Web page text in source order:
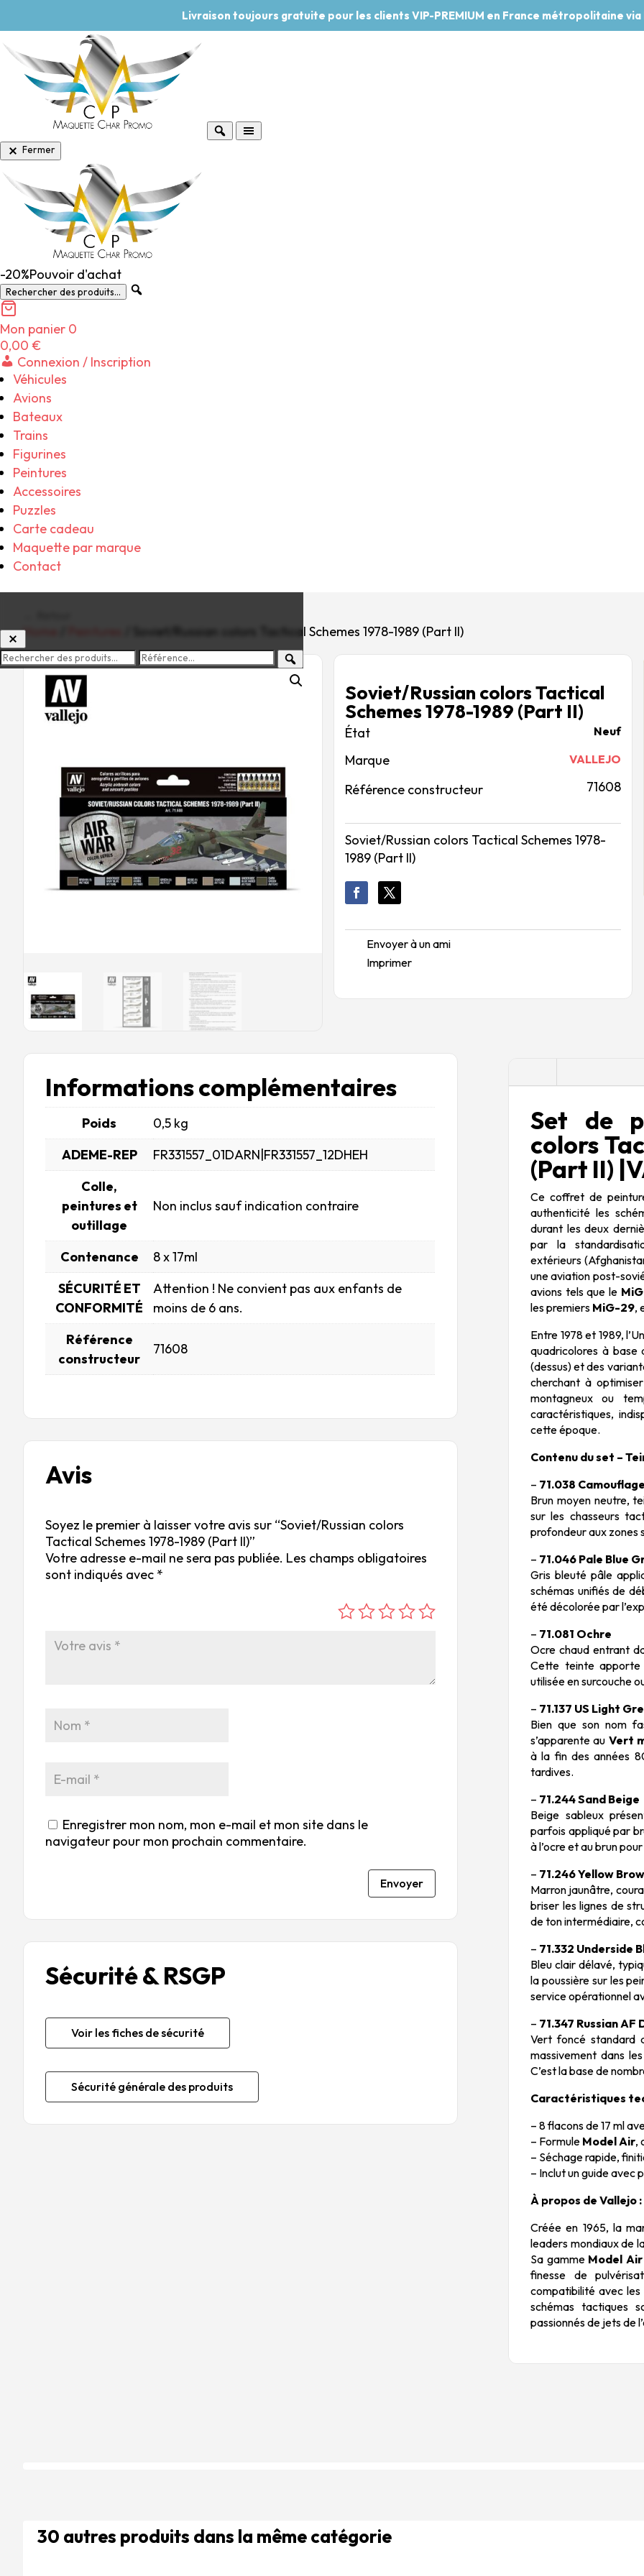
Livraison toujours gratuite pour les clients VIP-PREMIUM en France métropolitaine via
Fermer
-20%Pouvoir d'achat
Rechercher des produits...
Mon panier 0
0,00 €
Connexion / Inscription
Véhicules
Avions
Bateaux
Trains
Figurines
Peintures
Accessoires
Puzzles
Carte cadeau
Maquette par marque
Contact
Home / Soviet/Russian colors Tactical Schemes 1978-1989 (Part II)
Soviet/Russian colors Tactical
Schemes 1978-1989 (Part II)
Neuf
Marque VALLEJO
Référence constructeur 71608
Soviet/Russian colors Tactical Schemes 1978-
1989 (Part II)
Envoyer à un ami
Imprimer
Informations complémentaires
Poids
0,5 kg
ADEME-REP
FR331557_01DARN|FR331557_12DHEH
Colle,
peintures et
outillage
Non inclus sauf indication contraire
Contenance
8 x 17ml
SÉCURITÉ ET
CONFORMITÉ
Attention ! Ne convient pas aux enfants de
moins de 6 ans.
Référence
constructeur
71608
Avis
Soyez le premier à laisser votre avis sur “Soviet/Russian colors
Tactical Schemes 1978-1989 (Part II)”
Votre adresse e-mail ne sera pas publiée. Les champs obligatoires
sont indiqués avec *
s
Enregistrer mon nom, mon e-mail et mon site dans le
navigateur pour mon prochain commentaire.
Envoyer
Sécurité & RSGP
Voir les fiches de sécurité
Sécurité générale des produits
Set de
colors
(Part II)
Ce coffret de
authenticité les
durant les deux
par la
extérieurs
une aviation post-
avions tels que le
les premiers MiG-29,
Entre 1978 et 1989,
quadricolores à
(dessus) et des
cherchant à
montagneux ou
caractéristiques,
cette époque.
Contenu du set –
– 71.038
Brun moyen neutre,
sur les chasseurs
profondeur aux zones
– 71.046 Pale Blue
Gris bleuté pâle
schémas unifiés de
été décolorée par
– 71.081 Ochre
Ocre chaud entrant
Cette teinte apporte
utilisée en surcouche
– 71.137 US Light
Bien que son nom
s’apparente au Vert
à la fin des années
tardives.
– 71.244 Sand Beige
Beige sableux
parfois appliqué par
à l’ocre et au brun
– 71.246 Yellow
Marron jaunâtre,
briser les lignes de
de ton intermédiaire,
– 71.332 Underside
Bleu clair délavé,
la poussière sur les
service opérationnel
– 71.347 Russian AF
Vert foncé standard
massivement dans
C’est la base de
Caractéristiques
– 8 flacons de 17 ml
– Formule Model Air,
– Séchage rapide,
– Inclut un guide avec
À propos de Vallejo :
Créée en 1965, la
leaders mondiaux de
Sa gamme Model Air
finesse de
compatibilité avec
schémas tactiques
passionnés de jets de
30 autres produits dans la même catégorie